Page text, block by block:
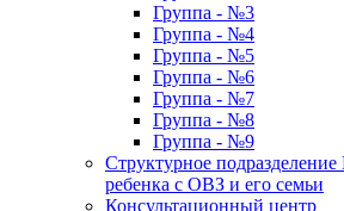
Группа - №3
Группа - №4
Группа - №5
Группа - №6
Группа - №7
Группа - №8
Группа - №9
Структурное
ребенка с ОВЗ и его семьи
Консультационный центр